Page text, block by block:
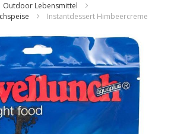
Outdoor Lebensmittel
Instantdessert Himbeercreme